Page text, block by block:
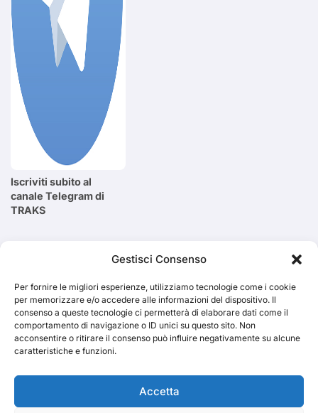
Gestisci Consenso
Per fornire le migliori esperienze, utilizziamo tecnologie come i cookie
per memorizzare e/o accedere alle informazioni del dispositivo. Il
consenso a queste tecnologie ci permetterà di elaborare dati come il
comportamento di navigazione o ID unici su questo sito. Non
acconsentire o ritirare il consenso può influire negativamente su alcune
caratteristiche e funzioni.
Accetta
Iscriviti subito al
canale Telegram di
TRAKS
Cerca
TRAKS